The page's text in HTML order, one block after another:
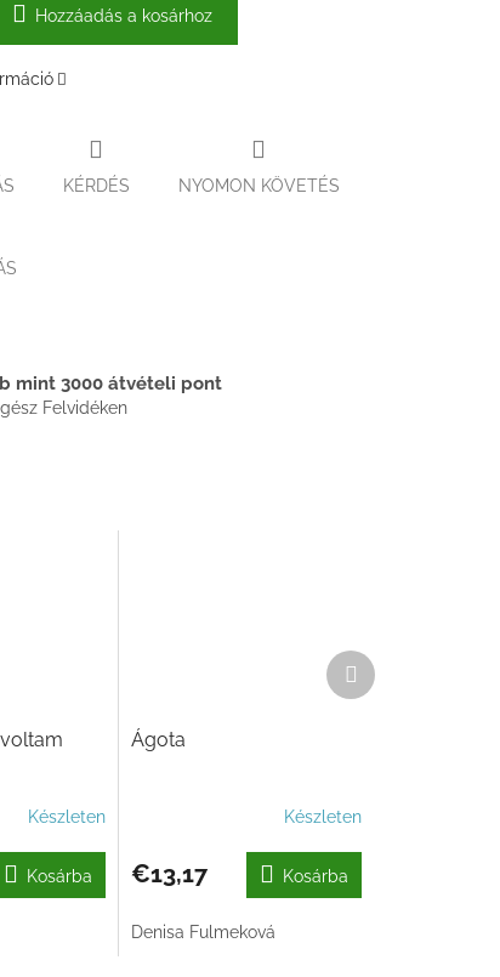
Hozzáadás a kosárhoz
KÉRDÉS NYOMON KÖVETÉS
mint 3000 átvételi pont
Felvidéken
Készleten
Kosárba
Ágota
Készleten
€13,17 Kosárba
Denisa Fulmeková
Következő
termék